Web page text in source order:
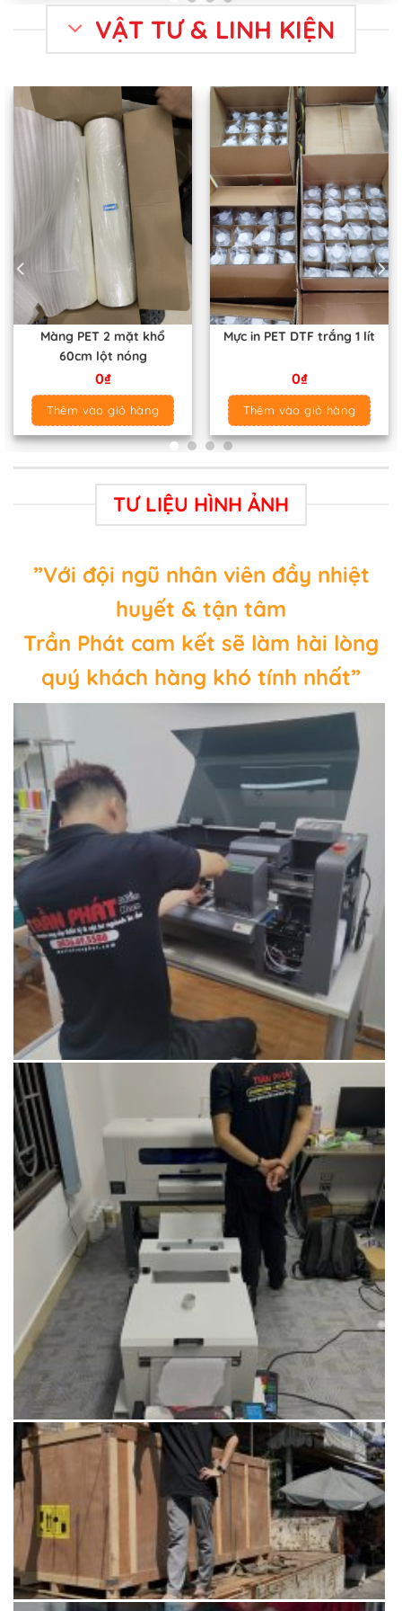
VẬT TƯ & LINH KIỆN
Màng PET 2 mặt khổ
60cm lột nóng
0₫
Thêm vào giỏ hàng
Mực in PET DTF trắng 1 lít
0₫
Thêm vào giỏ hàng
TƯ LIỆU HÌNH ẢNH
”Với đội ngũ nhân viên đầy nhiệt
huyết & tận tâm
Trần Phát cam kết sẽ làm hài lòng
quý khách hàng khó tính nhất”